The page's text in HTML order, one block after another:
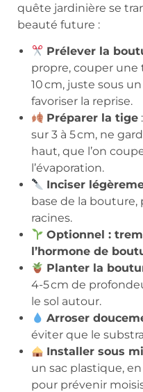
quête jardinière se
beauté future :
Prélever la
propre, couper une
10 cm, juste sous
favoriser la reprise.
Préparer la tige
sur 3 à 5 cm, ne
haut, que l’on
l’évaporation.
Inciser
base de la bouture,
racines.
Optionnel :
l’hormone de
Planter la
4-5 cm de
le sol autour.
Arroser
éviter que le
Installer sous
un sac plastique, en
pour prévenir